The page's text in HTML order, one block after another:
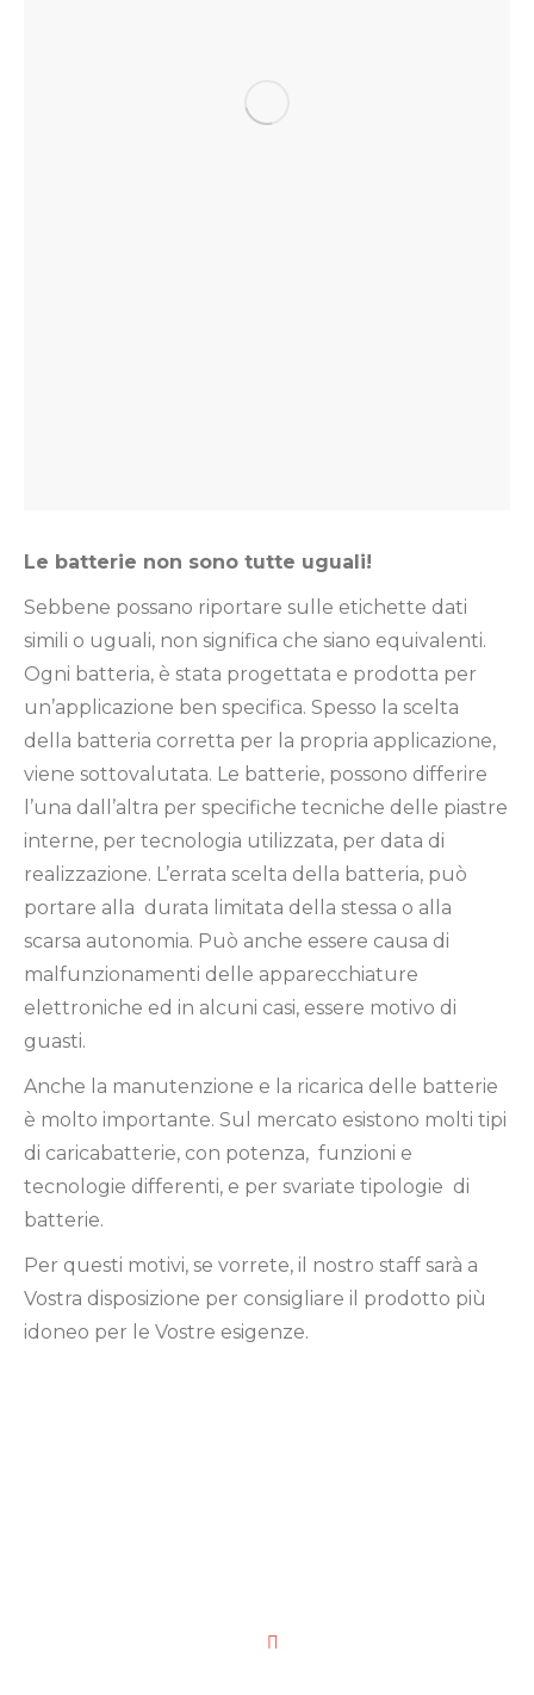
Le batterie non sono tutte uguali!
Sebbene possano riportare sulle etichette dati
simili o uguali, non significa che siano equivalenti.
Ogni batteria, è stata progettata e prodotta per
un’applicazione ben specifica. Spesso la scelta
della batteria corretta per la propria applicazione,
viene sottovalutata. Le batterie, possono differire
l’una dall’altra per specifiche tecniche delle piastre
interne, per tecnologia utilizzata, per data di
realizzazione. L’errata scelta della batteria, può
portare alla durata limitata della stessa o alla
scarsa autonomia. Può anche essere causa di
malfunzionamenti delle apparecchiature
elettroniche ed in alcuni casi, essere motivo di
guasti.
Anche la manutenzione e la ricarica delle batterie
è molto importante. Sul mercato esistono molti tipi
di caricabatterie, con potenza, funzioni e
tecnologie differenti, e per svariate tipologie di
batterie.
Per questi motivi, se vorrete, il nostro staff sarà a
Vostra disposizione per consigliare il prodotto più
idoneo per le Vostre esigenze.